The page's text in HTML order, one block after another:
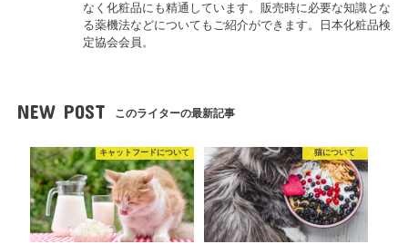
なく化粧品にも精通しています。販売時に必要な知識とな
る薬機法などについてもご紹介ができます。日本化粧品検
定協会会員。
NEW POST このライターの最新記事
キャットフードについて 猫について